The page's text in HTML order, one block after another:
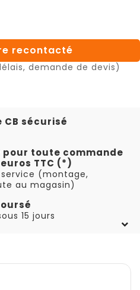
recontacté
demande de devis)
CB sécurisé
pour toute commande
TTC (*)
(montage,
au magasin)
15 jours